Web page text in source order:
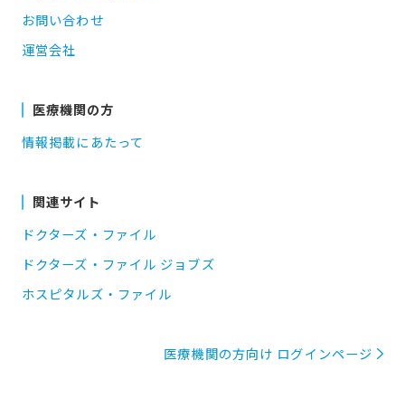
お問い合わせ
運営会社
医療機関の方
情報掲載にあたって
関連サイト
ドクターズ・ファイル
ドクターズ・ファイル ジョブズ
ホスピタルズ・ファイル
医療機関の方向け ログインページ